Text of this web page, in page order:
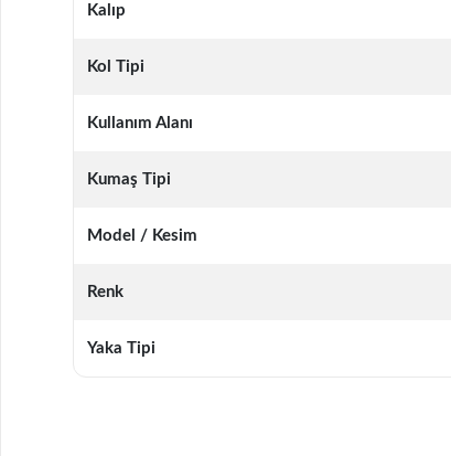
Kalıp
Kol Tipi
Kullanım Alanı
Kumaş Tipi
Model / Kesim
Renk
Yaka Tipi